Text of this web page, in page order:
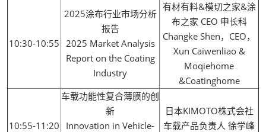
10:30-10:55
2025涂布行业市场分析
报告
2025 Market Analysis
Report on the Coating
Industry
有材有料&模切之家&涂
布之家 CEO 申长科
Changke Shen，CEO，
Xun Caiwenliao &
Moqiehome
&Coatinghome
10:55-11:20
车载功能性复合薄膜的创
新
Innovation in Vehicle-
日本KIMOTO株式会社
车载产品负责人 徐学峰